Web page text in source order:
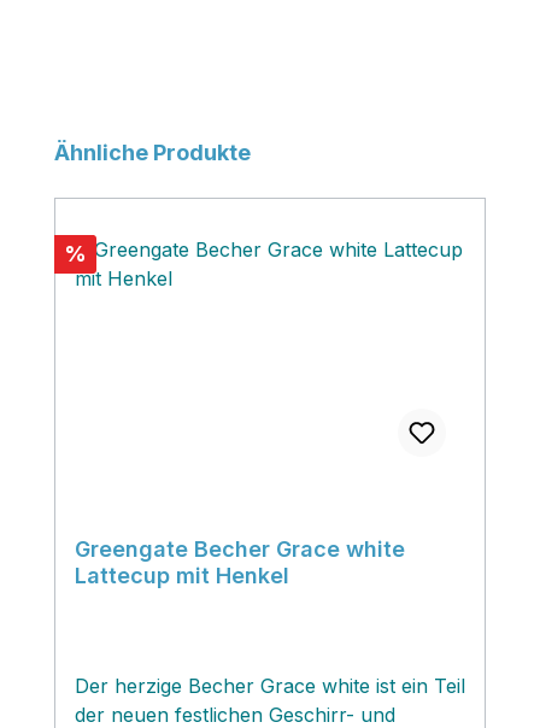
Produktgalerie überspringen
Ähnliche Produkte
Rabatt
%
Greengate Becher Grace white
Lattecup mit Henkel
Der herzige Becher Grace white ist ein Teil
der neuen festlichen Geschirr- und